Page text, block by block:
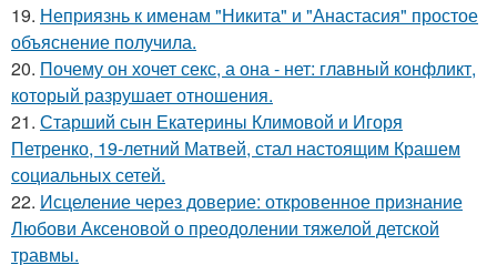
19. Неприязнь к именам "Никита" и "Анастасия" простое
объяснение получила.
20. Почему он хочет секс, а она - нет: главный конфликт,
который разрушает отношения.
21. Старший сын Екатерины Климовой и Игоря
Петренко, 19-летний Матвей, стал настоящим Крашем
социальных сетей.
22. Исцеление через доверие: откровенное признание
Любови Аксеновой о преодолении тяжелой детской
травмы.